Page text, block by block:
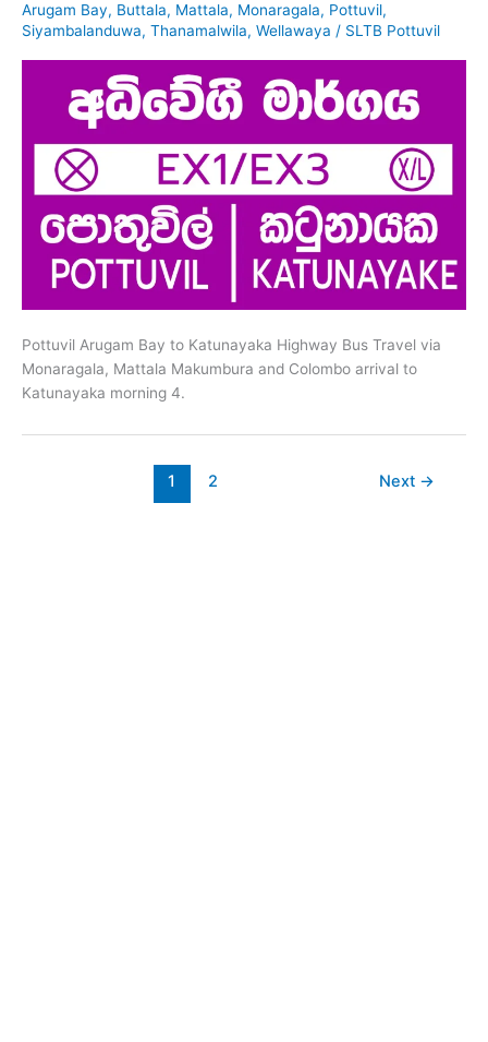
Arugam Bay, Buttala, Mattala, Monaragala, Pottuvil,
Siyambalanduwa, Thanamalwila, Wellawaya / SLTB Pottuvil
Pottuvil Arugam Bay to Katunayaka Highway Bus Travel via
Monaragala, Mattala Makumbura and Colombo arrival to
Katunayaka morning 4.
1 2 Next →